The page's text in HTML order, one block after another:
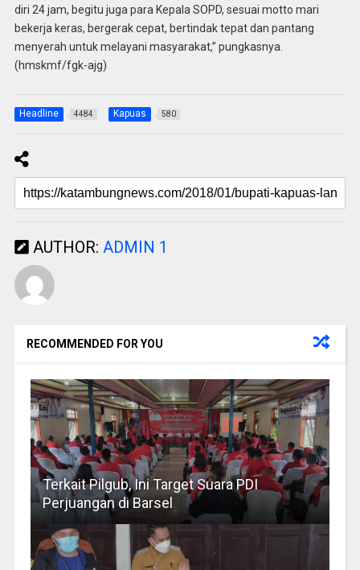
diri 24 jam, begitu juga para Kepala SOPD, sesuai motto mari
bekerja keras, bergerak cepat, bertindak tepat dan pantang
menyerah untuk melayani masyarakat,” pungkasnya.
(hmskmf/fgk-ajg)
Headline 4484 Kapuas 580
AUTHOR: ADMIN 1
RECOMMENDED FOR YOU
Terkait Pilgub, Ini Target Suara PDI
Perjuangan di Barsel